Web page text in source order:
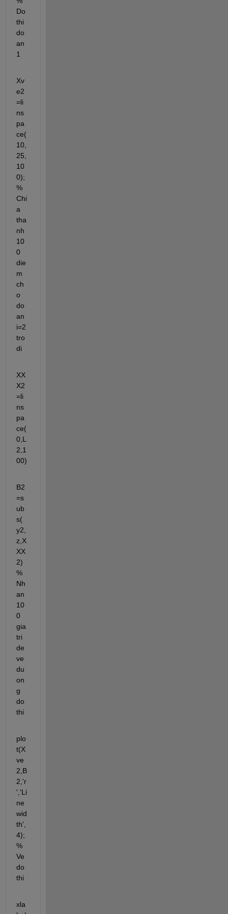
Do
thi
do
an
1
Xv
e2
=li
ns
pa
ce(
10,
25,
10
0);
%
Chi
a
tha
nh
10
0
die
m
ch
o
do
an
i=2
tro
di
XX
X2
=li
ns
pa
ce(
0,L
2,1
00)
B2
=s
ub
s(
y2,
z,X
XX
2)
%
Nh
an
10
0
gia
tri
de
ve
du
on
g
do
thi
plo
t(X
ve
2,B
2,'r
','Li
ne
wid
th',
4);
%
Ve
do
thi
xla